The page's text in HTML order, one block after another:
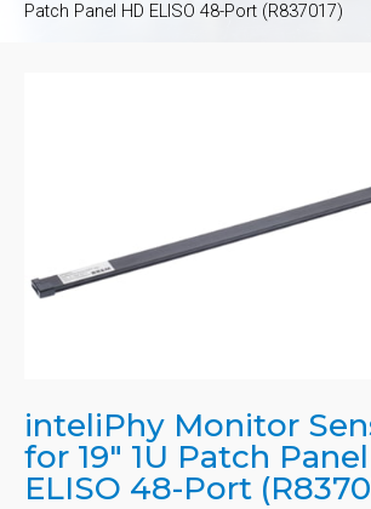
Patch Panel HD ELISO 48-Port (R837017)
inteliPhy Monitor
for 19" 1U Patch
ELISO 48-Port